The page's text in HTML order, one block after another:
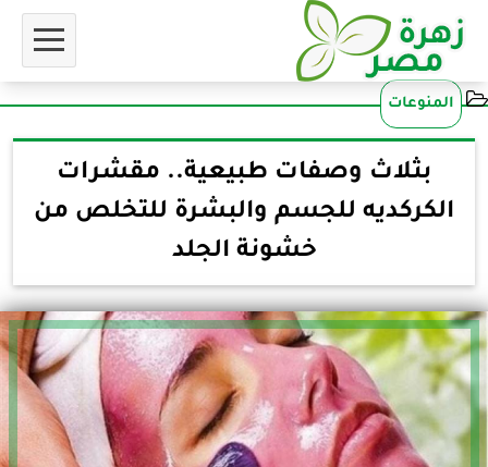
المنوعات
بثلاث وصفات طبيعية.. مقشرات
الكركديه للجسم والبشرة للتخلص من
خشونة الجلد